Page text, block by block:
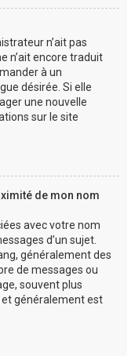
n’ait pas
n’ait encore traduit
à un
désirée. Si elle
une nouvelle
sur le site
de mon nom
avec votre nom
d’un sujet.
généralement des
de messages ou
souvent plus
et généralement est